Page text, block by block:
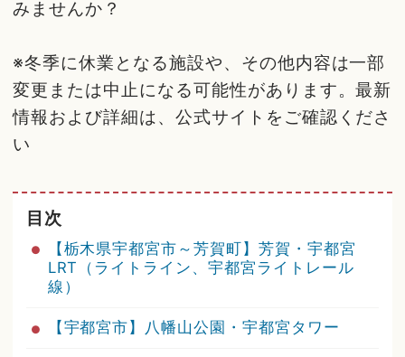
みませんか？
※冬季に休業となる施設や、その他内容は一部
変更または中止になる可能性があります。最新
情報および詳細は、公式サイトをご確認くださ
い
目次
【栃木県宇都宮市～芳賀町】芳賀・宇都宮
LRT（ライトライン、宇都宮ライトレール
線）
【宇都宮市】八幡山公園・宇都宮タワー